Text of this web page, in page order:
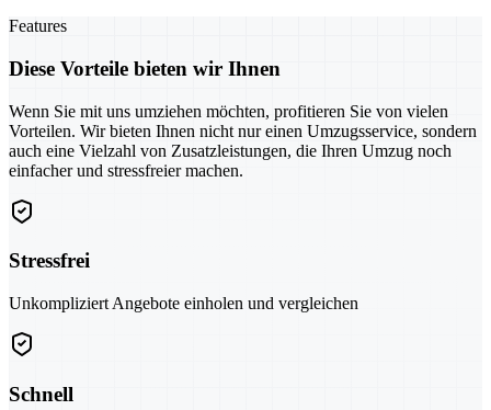
Features
Diese Vorteile bieten wir Ihnen
Wenn Sie mit uns umziehen möchten, profitieren Sie von vielen
Vorteilen. Wir bieten Ihnen nicht nur einen Umzugsservice, sondern
auch eine Vielzahl von Zusatzleistungen, die Ihren Umzug noch
einfacher und stressfreier machen.
Stressfrei
Unkompliziert Angebote einholen und vergleichen
Schnell